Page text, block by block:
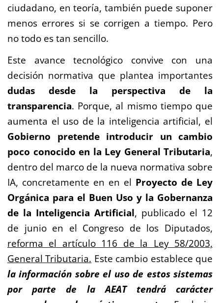
ciudadano, en teoría, también puede suponer
menos errores si se corrigen a tiempo. Pero
no todo es tan sencillo.
Este avance tecnológico convive con una
decisión normativa que plantea importantes
dudas desde la perspectiva de la
transparencia. Porque, al mismo tiempo que
aumenta el uso de la inteligencia artificial, el
Gobierno pretende introducir un cambio
poco conocido en la Ley General Tributaria,
dentro del marco de la nueva normativa sobre
IA, concretamente en en el Proyecto de Ley
Orgánica para el Buen Uso y la Gobernanza
de la Inteligencia Artificial, publicado el 12
de junio en el Congreso de los Diputados,
reforma el artículo 116 de la Ley 58/2003,
General Tributaria. Este cambio establece que
la información sobre el uso de estos sistemas
por parte de la AEAT tendrá carácter